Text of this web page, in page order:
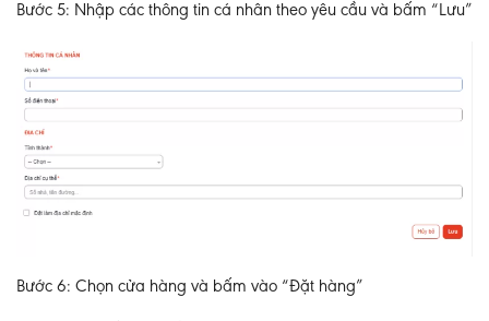
Bước 5: Nhập các thông tin cá nhân theo yêu cầu và bấm “Lưu”
Bước 6: Chọn cửa hàng và bấm vào “Đặt hàng”